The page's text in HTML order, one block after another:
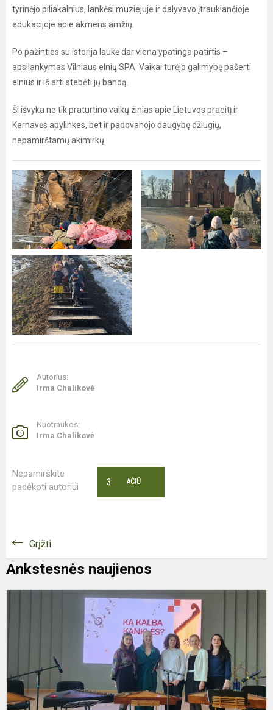
tyrinėjo piliakalnius, lankėsi muziejuje ir dalyvavo įtraukiančioje
edukacijoje apie akmens amžių.
Po pažinties su istorija laukė dar viena ypatinga patirtis –
apsilankymas Vilniaus elnių SPA. Vaikai turėjo galimybę pašerti
elnius ir iš arti stebėti jų bandą.
Ši išvyka ne tik praturtino vaikų žinias apie Lietuvos praeitį ir
Kernavės apylinkes, bet ir padovanojo daugybę džiugių,
nepamirštamų akimirkų.
Autorius:
Irma Chalikovė
Nuotraukos:
Irma Chalikovė
Nepamirškite
padėkoti autoriui
AČIŪ
3
Grįžti
Ankstesnės naujienos